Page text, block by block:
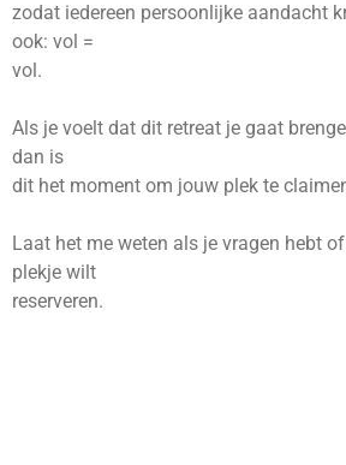
zodat iedereen persoonlijke aandacht
ook: vol =
vol.
Als je voelt dat dit retreat je gaat
dan is
dit het moment om jouw plek te
Laat het me weten als je vragen hebt
plekje wilt
reserveren.